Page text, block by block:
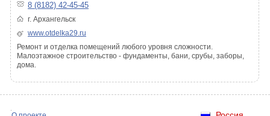
8 (8182) 42-45-45
г. Архангельск
www.otdelka29.ru
Ремонт и отделка помещений любого уровня сложности.
Малоэтажное строительство - фундаменты, бани, срубы, заборы,
дома.